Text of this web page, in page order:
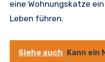
eine Wohnungskatze
Leben führen.
Siehe auch
Kann ein